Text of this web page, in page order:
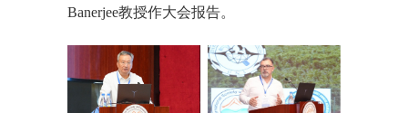
Banerjee教授作大会报告。